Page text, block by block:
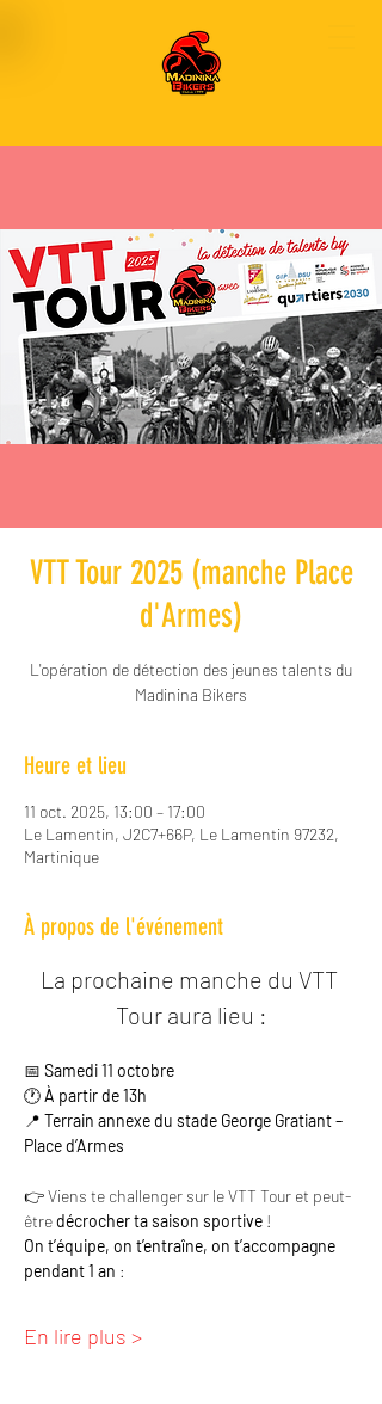
VTT Tour 2025 (manche Place
d'Armes)
L'opération de détection des jeunes talents du
Madinina Bikers
Heure et lieu
11 oct. 2025, 13:00 – 17:00
Le Lamentin, J2C7+66P, Le Lamentin 97232,
Martinique
À propos de l'événement
La prochaine manche du VTT
Tour aura lieu :
📅 Samedi 11 octobre
🕐 À partir de 13h
📍 Terrain annexe du stade George Gratiant –
Place d’Armes
👉 Viens te challenger sur le VTT Tour et peut-
être décrocher ta saison sportive !
On t’équipe, on t’entraîne, on t’accompagne
pendant 1 an :
En lire plus >